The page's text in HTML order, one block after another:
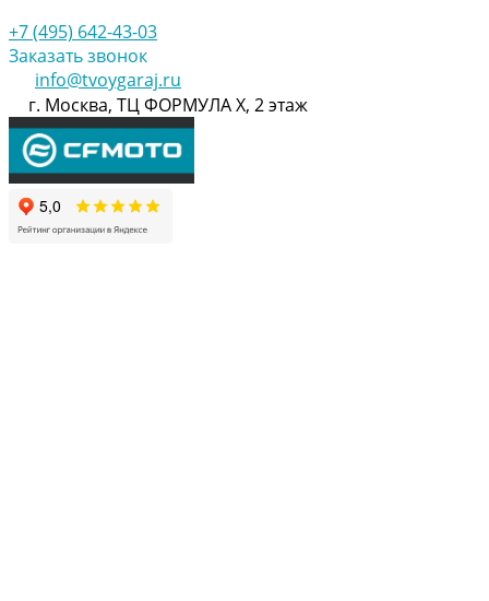
+7 (495) 642-43-03
Заказать звонок
info@tvoygaraj.ru
г. Москва, ТЦ ФОРМУЛА Х, 2 этаж